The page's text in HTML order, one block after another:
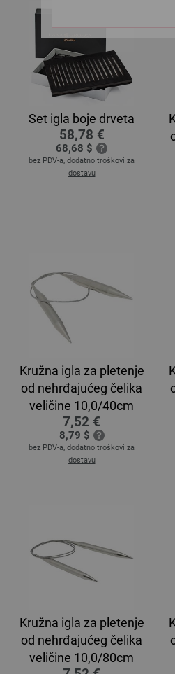
Set igla boje drveta
58,78 €
68,68 $
bez PDV-a, dodatno troškovi za
dostavu
Kružna igla za pletenje
od nehrđajućeg čelika
veličine 10,0/40cm
7,52 €
8,79 $
bez PDV-a, dodatno troškovi za
dostavu
Kružna igla za pletenje
od nehrđajućeg čelika
veličine 10,0/80cm